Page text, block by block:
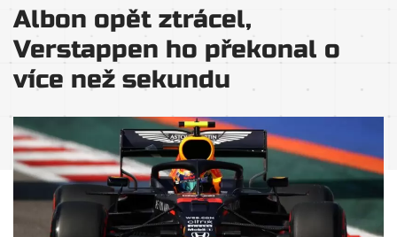
Albon opět ztrácel,
Verstappen ho překonal o
více než sekundu